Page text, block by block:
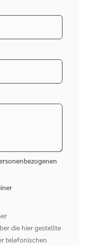
die hier gestellte
telefonischen